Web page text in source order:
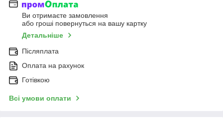
Ви отримаєте замовлення
або гроші повернуться на вашу картку
Детальніше
Післяплата
Оплата на рахунок
Готівкою
Всі умови оплати